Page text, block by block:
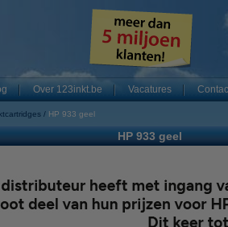
Over 123inkt.be Vacatures
HP 933 geel
HP 933 geel